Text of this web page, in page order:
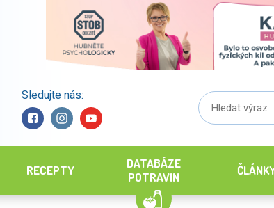
Sledujte nás:
RECEPTY
DATABÁZE
POTRAVIN